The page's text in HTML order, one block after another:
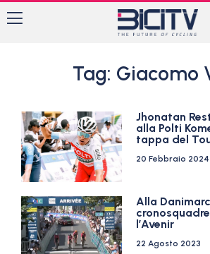
Tag: Giacomo
Jhonatan
alla Polti
tappa del
20 Febbraio 2024
Alla
l’Avenir
22 Agosto 2023